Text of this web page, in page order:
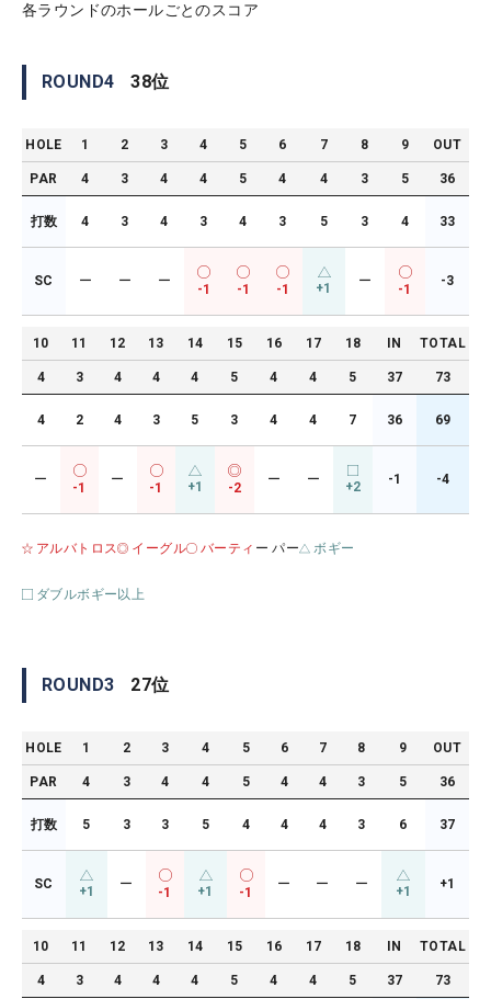
各ラウンドのホールごとのスコア
ROUND4 38位
HOLE 1 2 3 4 5 6 7 8 9 OUT
PAR 4 3 4 4 5 4 4 3 5 36
打数 4 3 4 3 4 3 5 3 4 33
SC ー ー ー
-1 -1 -1 +1 ー
-1
-3
10 11 12 13 14 15 16 17 18 IN TOTAL
4 3 4 4 4 5 4 4 5 37 73
4 2 4 3 5 3 4 4 7 36 69
ー
-1
ー
-1 +1 -2
ー ー +2 -1 -4
アルバトロス イーグル バーティ ー パー ボギー
ダブルボギー以上
ROUND3 27位
HOLE 1 2 3 4 5 6 7 8 9 OUT
PAR 4 3 4 4 5 4 4 3 5 36
打数 5 3 3 5 4 4 4 3 6 37
SC +1 ー
-1 +1 -1
ー ー ー +1 +1
10 11 12 13 14 15 16 17 18 IN TOTAL
4 3 4 4 4 5 4 4 5 37 73